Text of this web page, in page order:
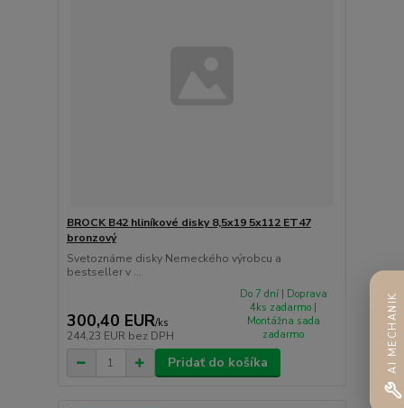
BROCK B42 hliníkové disky 8,5x19 5x112 ET47
bronzový
Svetoznáme disky Nemeckého výrobcu a
bestseller v ...
300,40 EUR/ks
244,23 EUR bez DPH
Do 7 dní | Doprava
4ks zadarmo |
Montážna sada
zadarmo
Pridať do košíka AI MECHANIK